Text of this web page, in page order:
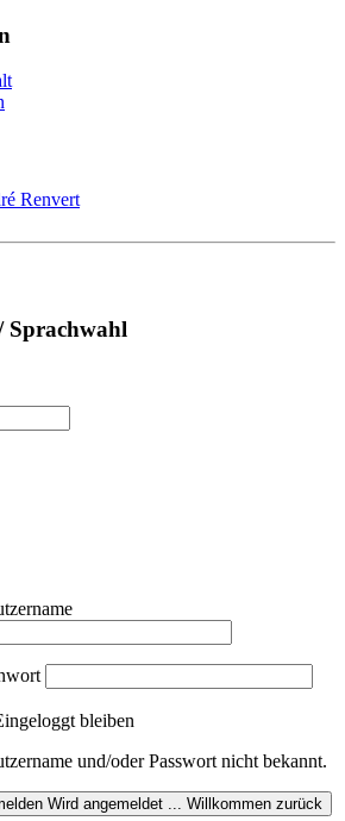
Sprachwahl
bleiben
und/oder Passwort nicht bekannt.
Wird angemeldet ... Willkommen zurück